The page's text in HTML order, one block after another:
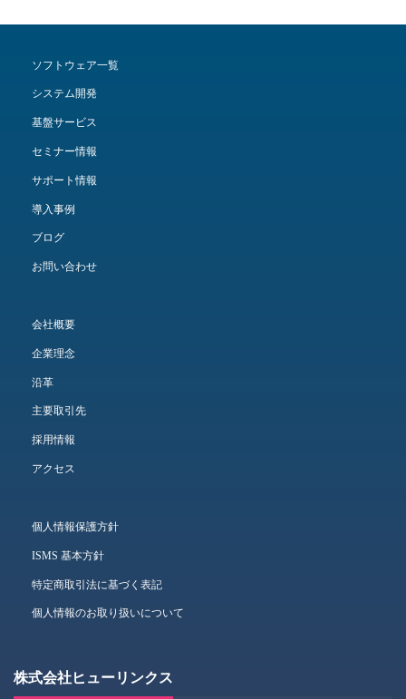
ソフトウェア一覧
システム開発
基盤サービス
セミナー情報
サポート情報
導入事例
ブログ
お問い合わせ
会社概要
企業理念
沿革
主要取引先
採用情報
アクセス
個人情報保護方針
ISMS 基本方針
特定商取引法に基づく表記
個人情報のお取り扱いについて
株式会社ヒューリンクス